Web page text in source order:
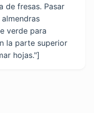
de fresas. Pasar
verde para
la parte superior
hojas."]